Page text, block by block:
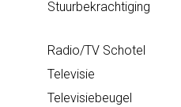
Stuurbekrachtiging
Radio/TV Schotel
Televisie
Televisiebeugel